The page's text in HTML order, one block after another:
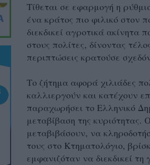
Τίθεται σε εφαρμογή η
ένα κράτος πιο φιλικό στον
διεκδικεί αγροτικά ακίνητα
στους πολίτες, δίνοντας
περιπτώσεις κρατούσε
Το ζήτημα αφορά χιλιάδες
καλλιεργούν και κατέχουν
παραχωρήσει το Ελληνικό
μεταβίβαση της κυριότητας.
μεταβιβάσουν, να
τους στο Κτηματολόγιο,
εμφανιζόταν να διεκδικεί τη